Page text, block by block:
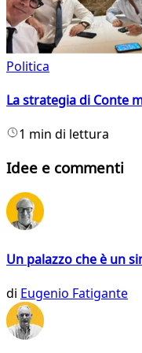
Politica
La strategia di Conte
1 min di lettura
Idee e commenti
Un palazzo che è un
di Eugenio Fatigante